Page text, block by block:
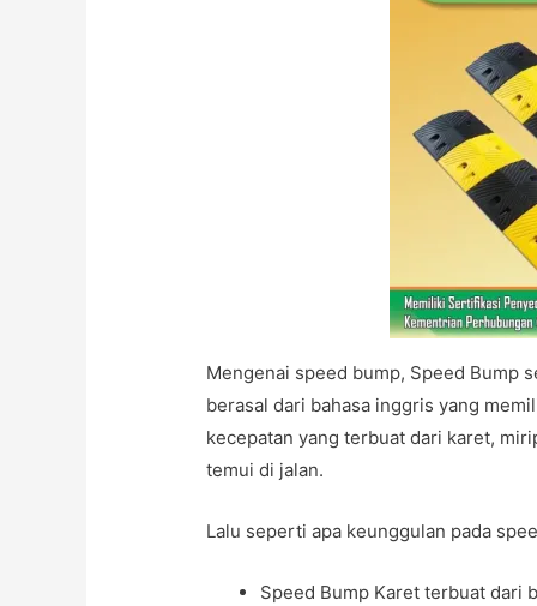
Mengenai speed bump, Speed Bump
berasal dari bahasa inggris yang
kecepatan yang terbuat dari karet,
temui di jalan.
Lalu seperti apa keunggulan pada
Speed Bump Karet terbuat dari